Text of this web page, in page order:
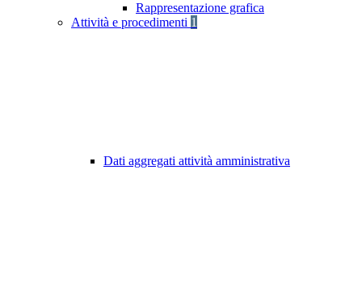
Rappresentazione grafica
Attività e procedimenti 1
Dati aggregati attività amministrativa